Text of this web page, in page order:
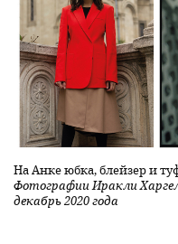
На Анке юбка, блейзер и
Фотографии Иракли
декабрь 2020 года